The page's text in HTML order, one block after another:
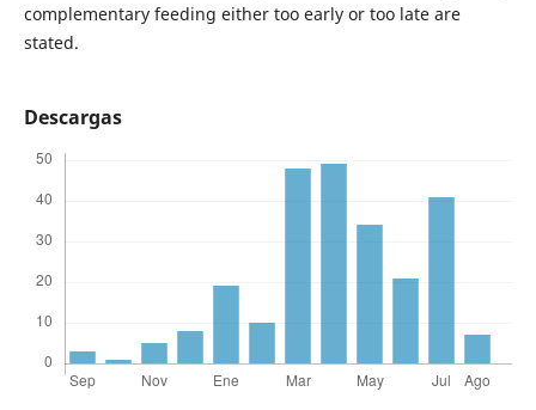
complementary feeding either too early or too late are
stated.
Descargas